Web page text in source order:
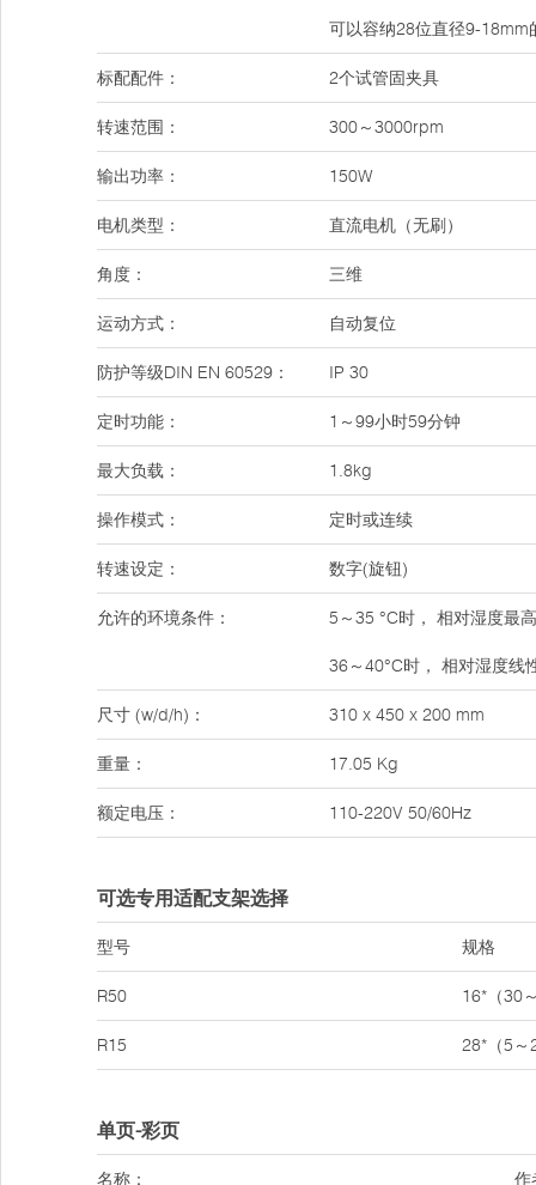
可以容纳28位直径9-18mm
标配配件： 2个试管固夹具
转速范围： 300～3000rpm
输出功率： 150W
电机类型： 直流电机（无刷）
角度： 三维
运动方式： 自动复位
防护等级DIN EN 60529： IP 30
定时功能： 1～99小时59分钟
最大负载： 1.8kg
操作模式： 定时或连续
转速设定： 数字(旋钮)
允许的环境条件： 5～35 °C时， 相对湿度最
36～40°C时， 相对湿度线
尺寸 (w/d/h)： 310 x 450 x 200 mm
重量： 17.05 Kg
额定电压： 110-220V 50/60Hz
可选专用适配支架选择
型号 规格
R50 16*（30
R15 28*（5～
单页-彩页
名称： 作